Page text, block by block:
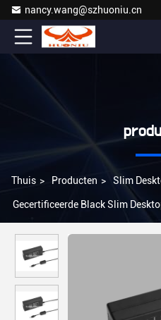
nancy.wang@szhuoniu.cn
Thuis > Producten > Slim
Gecertificeerde Black Slim